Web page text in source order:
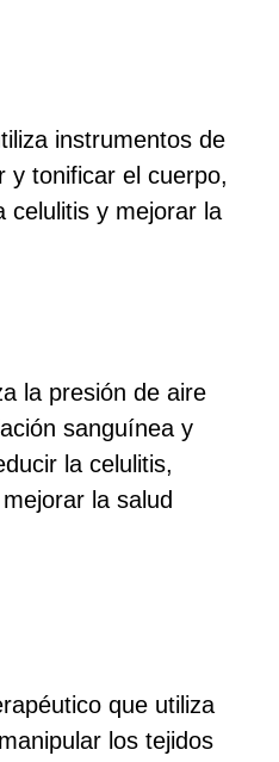
instrumentos de
y tonificar el cuerpo,
celulitis y mejorar la
la presión de aire
sanguíneay
la celulitis,
la salud
que utiliza
los tejidos